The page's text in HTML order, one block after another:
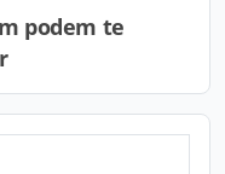
podem te